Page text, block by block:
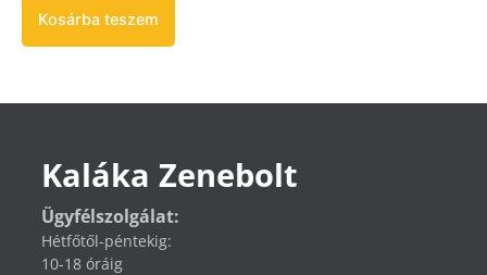
Kosárba teszem
Kaláka Zenebolt
Ügyfélszolgálat:
Hétfőtől-péntekig:
10-18 óráig